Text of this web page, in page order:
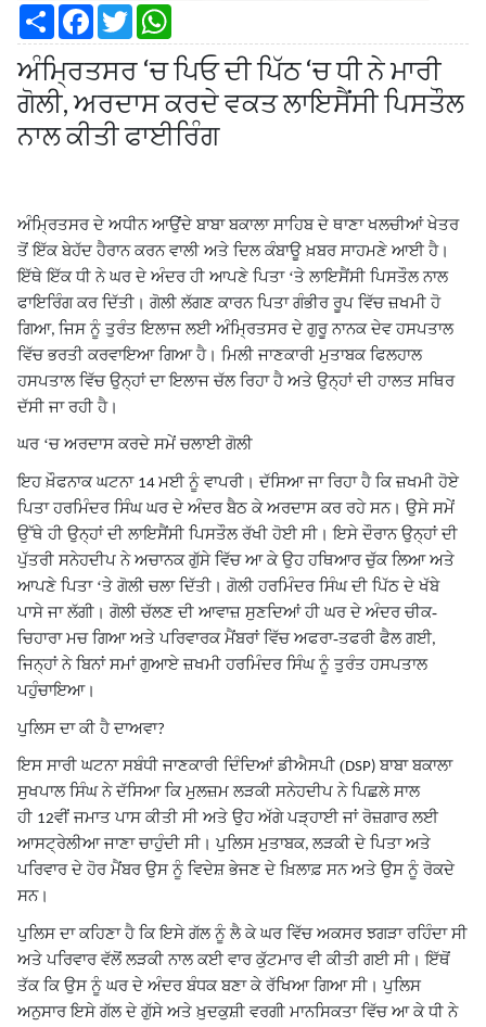
S
a
r
e
F
c
e
b
o
o
k
T
w
i
t
t
e
a
t
s
A
p
p
ਅੰਮ੍ਰਿਤਸਰ ‘ਚ ਪਿਓ ਦੀ ਪਿੱਠ ‘ਚ ਧੀ ਨੇ ਮਾਰੀ
ਗੋਲੀ, ਅਰਦਾਸ ਕਰਦੇ ਵਕਤ ਲਾਇਸੈਂਸੀ ਪਿਸਤੌਲ
ਨਾਲ ਕੀਤੀ ਫਾਈਰਿੰਗ
ਅੰਮ੍ਰਿਤਸਰ ਦੇ ਅਧੀਨ ਆਉਂਦੇ ਬਾਬਾ ਬਕਾਲਾ ਸਾਹਿਬ ਦੇ ਥਾਣਾ ਖਲਚੀਆਂ ਖੇਤਰ
ਤੋਂ ਇੱਕ ਬੇਹੱਦ ਹੈਰਾਨ ਕਰਨ ਵਾਲੀ ਅਤੇ ਦਿਲ ਕੰਬਾਊ ਖ਼ਬਰ ਸਾਹਮਣੇ ਆਈ ਹੈ।
ਇੱਥੇ ਇੱਕ ਧੀ ਨੇ ਘਰ ਦੇ ਅੰਦਰ ਹੀ ਆਪਣੇ ਪਿਤਾ ‘ਤੇ ਲਾਇਸੈਂਸੀ ਪਿਸਤੌਲ ਨਾਲ
ਫਾਇਰਿੰਗ ਕਰ ਦਿੱਤੀ। ਗੋਲੀ ਲੱਗਣ ਕਾਰਨ ਪਿਤਾ ਗੰਭੀਰ ਰੂਪ ਵਿੱਚ ਜ਼ਖਮੀ ਹੋ
ਗਿਆ, ਜਿਸ ਨੂੰ ਤੁਰੰਤ ਇਲਾਜ ਲਈ ਅੰਮ੍ਰਿਤਸਰ ਦੇ ਗੁਰੂ ਨਾਨਕ ਦੇਵ ਹਸਪਤਾਲ
ਵਿੱਚ ਭਰਤੀ ਕਰਵਾਇਆ ਗਿਆ ਹੈ। ਮਿਲੀ ਜਾਣਕਾਰੀ ਮੁਤਾਬਕ ਫਿਲਹਾਲ
ਹਸਪਤਾਲ ਵਿੱਚ ਉਨ੍ਹਾਂ ਦਾ ਇਲਾਜ ਚੱਲ ਰਿਹਾ ਹੈ ਅਤੇ ਉਨ੍ਹਾਂ ਦੀ ਹਾਲਤ ਸਥਿਰ
ਦੱਸੀ ਜਾ ਰਹੀ ਹੈ।
ਘਰ ‘ਚ ਅਰਦਾਸ ਕਰਦੇ ਸਮੇਂ ਚਲਾਈ ਗੋਲੀ
ਇਹ ਖ਼ੌਫਨਾਕ ਘਟਨਾ 14 ਮਈ ਨੂੰ ਵਾਪਰੀ। ਦੱਸਿਆ ਜਾ ਰਿਹਾ ਹੈ ਕਿ ਜ਼ਖਮੀ ਹੋਏ
ਪਿਤਾ ਹਰਮਿੰਦਰ ਸਿੰਘ ਘਰ ਦੇ ਅੰਦਰ ਬੈਠ ਕੇ ਅਰਦਾਸ ਕਰ ਰਹੇ ਸਨ। ਉਸੇ ਸਮੇਂ
ਉੱਥੇ ਹੀ ਉਨ੍ਹਾਂ ਦੀ ਲਾਇਸੈਂਸੀ ਪਿਸਤੌਲ ਰੱਖੀ ਹੋਈ ਸੀ। ਇਸੇ ਦੌਰਾਨ ਉਨ੍ਹਾਂ ਦੀ
ਪੁੱਤਰੀ ਸਨੇਹਦੀਪ ਨੇ ਅਚਾਨਕ ਗੁੱਸੇ ਵਿੱਚ ਆ ਕੇ ਉਹ ਹਥਿਆਰ ਚੁੱਕ ਲਿਆ ਅਤੇ
ਆਪਣੇ ਪਿਤਾ ‘ਤੇ ਗੋਲੀ ਚਲਾ ਦਿੱਤੀ। ਗੋਲੀ ਹਰਮਿੰਦਰ ਸਿੰਘ ਦੀ ਪਿੱਠ ਦੇ ਖੱਬੇ
ਪਾਸੇ ਜਾ ਲੱਗੀ। ਗੋਲੀ ਚੱਲਣ ਦੀ ਆਵਾਜ਼ ਸੁਣਦਿਆਂ ਹੀ ਘਰ ਦੇ ਅੰਦਰ ਚੀਕ-
ਚਿਹਾਰਾ ਮਚ ਗਿਆ ਅਤੇ ਪਰਿਵਾਰਕ ਮੈਂਬਰਾਂ ਵਿੱਚ ਅਫਰਾ-ਤਫਰੀ ਫੈਲ ਗਈ,
ਜਿਨ੍ਹਾਂ ਨੇ ਬਿਨਾਂ ਸਮਾਂ ਗੁਆਏ ਜ਼ਖਮੀ ਹਰਮਿੰਦਰ ਸਿੰਘ ਨੂੰ ਤੁਰੰਤ ਹਸਪਤਾਲ
ਪਹੁੰਚਾਇਆ।
ਪੁਲਿਸ ਦਾ ਕੀ ਹੈ ਦਾਅਵਾ?
ਇਸ ਸਾਰੀ ਘਟਨਾ ਸਬੰਧੀ ਜਾਣਕਾਰੀ ਦਿੰਦਿਆਂ ਡੀਐਸਪੀ (DSP) ਬਾਬਾ ਬਕਾਲਾ
ਸੁਖਪਾਲ ਸਿੰਘ ਨੇ ਦੱਸਿਆ ਕਿ ਮੁਲਜ਼ਮ ਲੜਕੀ ਸਨੇਹਦੀਪ ਨੇ ਪਿਛਲੇ ਸਾਲ
ਹੀ 12ਵੀਂ ਜਮਾਤ ਪਾਸ ਕੀਤੀ ਸੀ ਅਤੇ ਉਹ ਅੱਗੇ ਪੜ੍ਹਾਈ ਜਾਂ ਰੋਜ਼ਗਾਰ ਲਈ
ਆਸਟ੍ਰੇਲੀਆ ਜਾਣਾ ਚਾਹੁੰਦੀ ਸੀ। ਪੁਲਿਸ ਮੁਤਾਬਕ, ਲੜਕੀ ਦੇ ਪਿਤਾ ਅਤੇ
ਪਰਿਵਾਰ ਦੇ ਹੋਰ ਮੈਂਬਰ ਉਸ ਨੂੰ ਵਿਦੇਸ਼ ਭੇਜਣ ਦੇ ਖ਼ਿਲਾਫ਼ ਸਨ ਅਤੇ ਉਸ ਨੂੰ ਰੋਕਦੇ
ਸਨ।
ਪੁਲਿਸ ਦਾ ਕਹਿਣਾ ਹੈ ਕਿ ਇਸੇ ਗੱਲ ਨੂੰ ਲੈ ਕੇ ਘਰ ਵਿੱਚ ਅਕਸਰ ਝਗੜਾ ਰਹਿੰਦਾ ਸੀ
ਅਤੇ ਪਰਿਵਾਰ ਵੱਲੋਂ ਲੜਕੀ ਨਾਲ ਕਈ ਵਾਰ ਕੁੱਟਮਾਰ ਵੀ ਕੀਤੀ ਗਈ ਸੀ। ਇੱਥੋਂ
ਤੱਕ ਕਿ ਉਸ ਨੂੰ ਘਰ ਦੇ ਅੰਦਰ ਬੰਧਕ ਬਣਾ ਕੇ ਰੱਖਿਆ ਗਿਆ ਸੀ। ਪੁਲਿਸ
ਅਨੁਸਾਰ ਇਸੇ ਗੱਲ ਦੇ ਗੁੱਸੇ ਅਤੇ ਖ਼ੁਦਕੁਸ਼ੀ ਵਰਗੀ ਮਾਨਸਿਕਤਾ ਵਿੱਚ ਆ ਕੇ ਧੀ ਨੇ